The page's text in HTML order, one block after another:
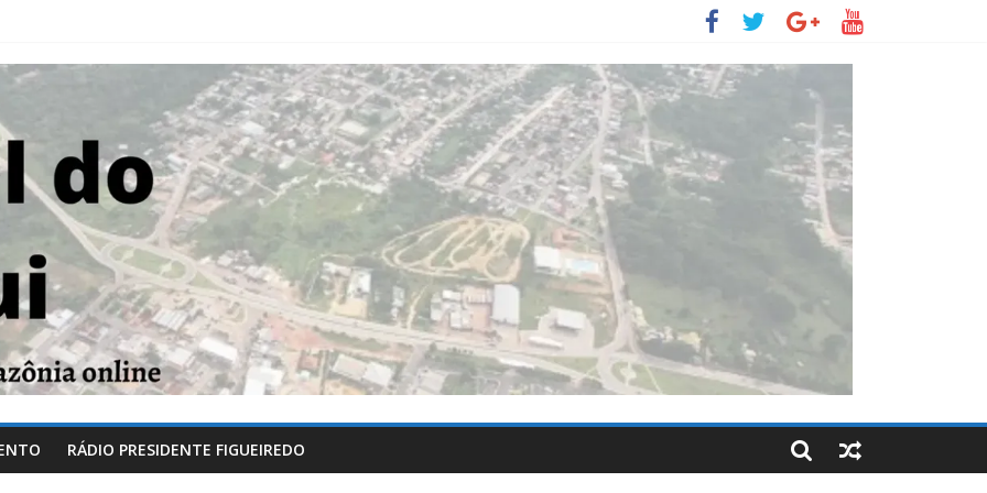
RÁDIO PRESIDENTE FIGUEIREDO